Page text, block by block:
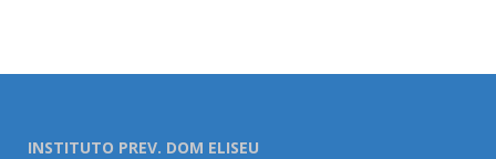
INSTITUTO PREV. DOM ELISEU